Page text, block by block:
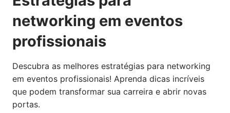
networking em eventos
profissionais
Descubra as melhores estratégias para networking
em eventos profissionais! Aprenda dicas incríveis
que podem transformar sua carreira e abrir novas
portas.